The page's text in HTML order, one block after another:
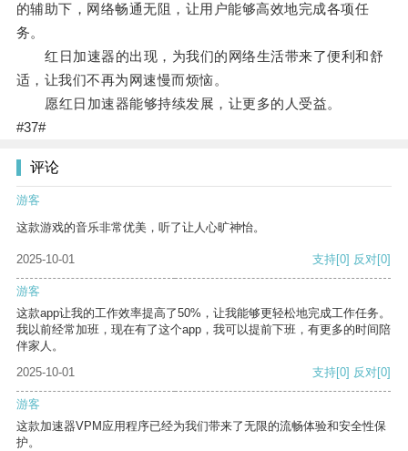
的辅助下，网络畅通无阻，让用户能够高效地完成各项任
务。
红日加速器的出现，为我们的网络生活带来了便利和舒
适，让我们不再为网速慢而烦恼。
愿红日加速器能够持续发展，让更多的人受益。
#37#
评论
游客
这款游戏的音乐非常优美，听了让人心旷神怡。
2025-10-01 支持[0] 反对[0]
游客
这款app让我的工作效率提高了50%，让我能够更轻松地完成工作任务。
我以前经常加班，现在有了这个app，我可以提前下班，有更多的时间陪
伴家人。
2025-10-01
支持[0] 反对[0]
游客
这款加速器VPM应用程序已经为我们带来了无限的流畅体验和安全性保
护。